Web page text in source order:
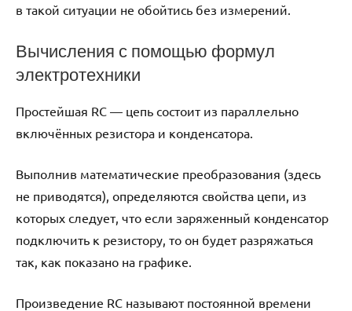
в такой ситуации не обойтись без измерений.
Вычисления с помощью формул
электротехники
Простейшая RC — цепь состоит из параллельно
включённых резистора и конденсатора.
Выполнив математические преобразования (здесь
не приводятся), определяются свойства цепи, из
которых следует, что если заряженный конденсатор
подключить к резистору, то он будет разряжаться
так, как показано на графике.
Произведение RC называют постоянной времени